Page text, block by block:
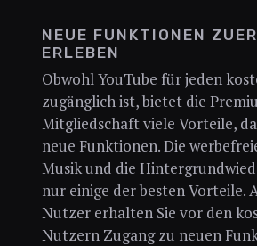
NEUE FUNKTIONEN
ERLEBEN
Obwohl YouTube für jeden
zugänglich ist, bietet die
Mitgliedschaft viele Vorteile,
neue Funktionen. Die
Musik und die
nur einige der besten Vorteile.
Nutzer erhalten Sie vor den
Nutzern Zugang zu neuen